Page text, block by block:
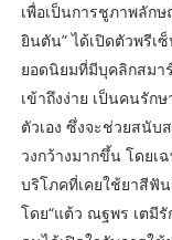
เพื่อเป็นการชูภาพลัก
ยินตัน” ได้เปิดตัวพรีเ
ยอดนิยมที่มีบุคลิกสมา
เข้าถึงง่าย เป็นคนรัก
ตัวเอง ซึ่งจะช่วยสนับ
วงกว้างมากขึ้น โดยเ
บริโภคที่เคยใช้ยาสีฟั
โดย“แต้ว ณฐพร เตมี